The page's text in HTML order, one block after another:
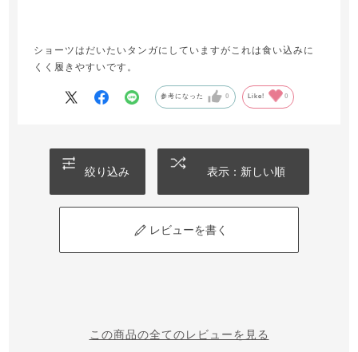
ショーツはだいたいタンガにしていますがこれは食い込みに
くく履きやすいです。
参考になった 0 Like! 0
絞り込み 表示：新しい順
レビューを書く
この商品の全てのレビューを見る